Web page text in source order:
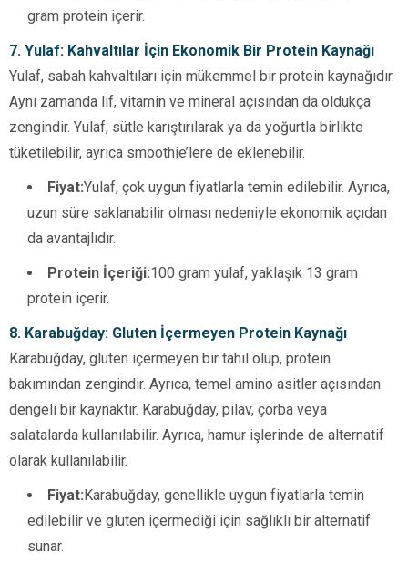
gram protein içerir.
7. Yulaf: Kahvaltılar İçin Ekonomik Bir Protein Kaynağı
Yulaf, sabah kahvaltıları için mükemmel bir protein kaynağıdır.
Aynı zamanda lif, vitamin ve mineral açısından da oldukça
zengindir. Yulaf, sütle karıştırılarak ya da yoğurtla birlikte
tüketilebilir, ayrıca smoothie’lere de eklenebilir.
Fiyat:Yulaf, çok uygun fiyatlarla temin edilebilir. Ayrıca,
uzun süre saklanabilir olması nedeniyle ekonomik açıdan
da avantajlıdır.
Protein İçeriği:100 gram yulaf, yaklaşık 13 gram
protein içerir.
8. Karabuğday: Gluten İçermeyen Protein Kaynağı
Karabuğday, gluten içermeyen bir tahıl olup, protein
bakımından zengindir. Ayrıca, temel amino asitler açısından
dengeli bir kaynaktır. Karabuğday, pilav, çorba veya
salatalarda kullanılabilir. Ayrıca, hamur işlerinde de alternatif
olarak kullanılabilir.
Fiyat:Karabuğday, genellikle uygun fiyatlarla temin
edilebilir ve gluten içermediği için sağlıklı bir alternatif
sunar.